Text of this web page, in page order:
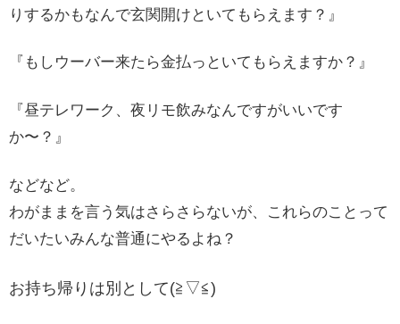
りするかもなんで玄関開けといてもらえます？』
『もしウーバー来たら金払っといてもらえますか？』
『昼テレワーク、夜リモ飲みなんですがいいです
か〜？』
などなど。
わがままを言う気はさらさらないが、これらのことって
だいたいみんな普通にやるよね？
お持ち帰りは別として(≧▽≦)